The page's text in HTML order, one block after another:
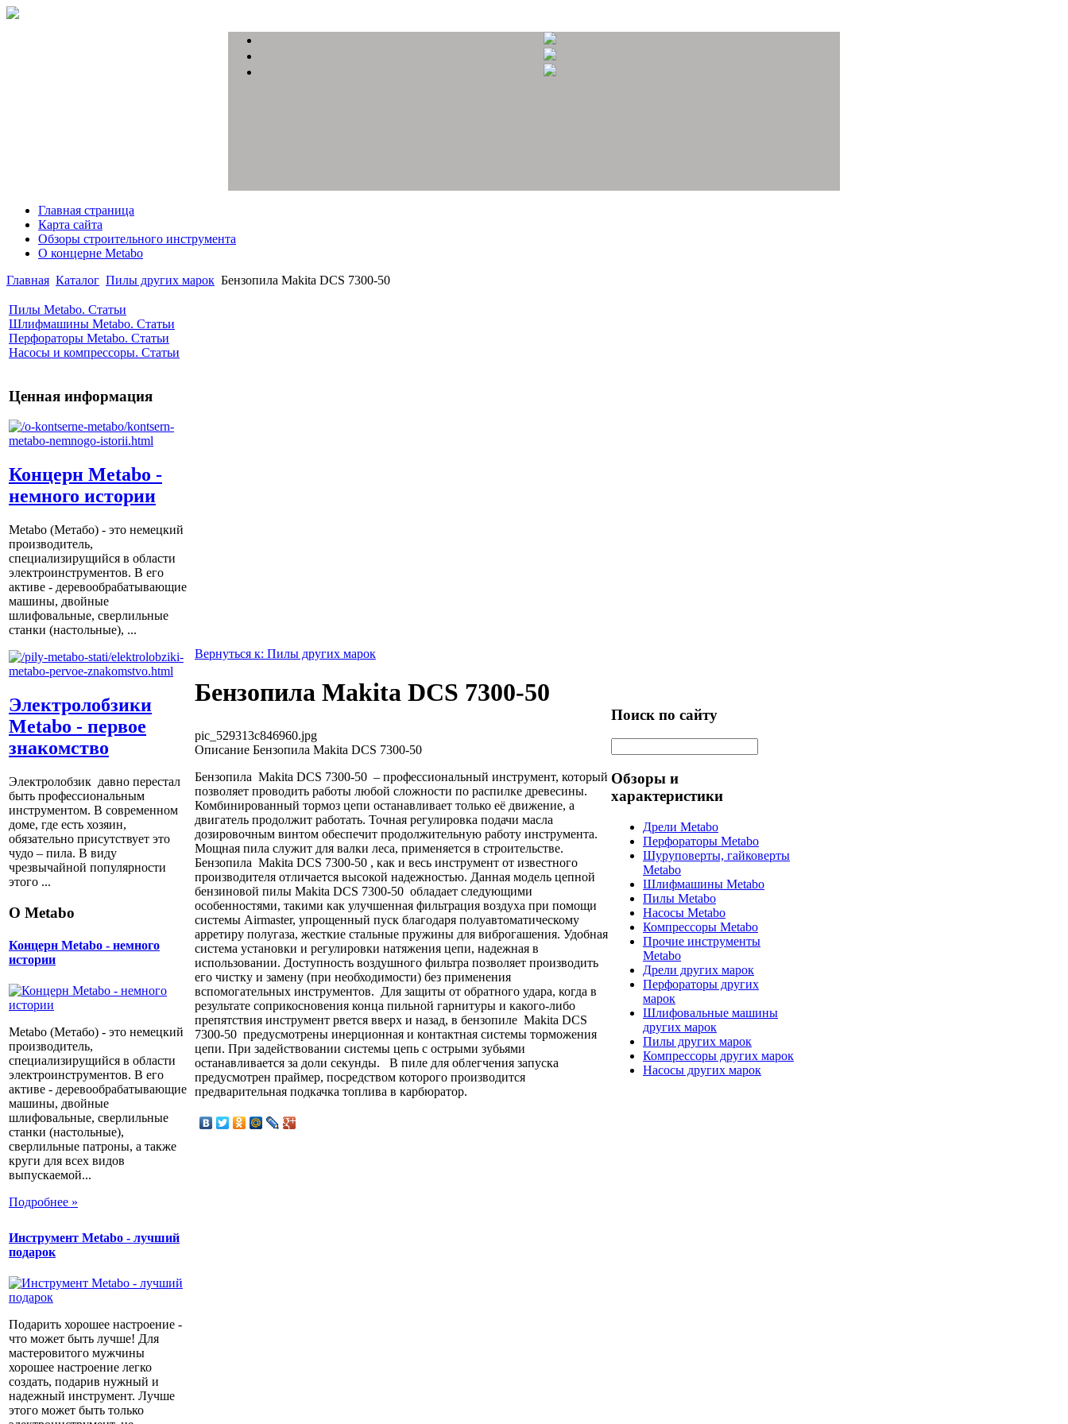
Главная страница
Карта сайта
Обзоры строительного инструмента
О концерне Metabo
Главная Каталог Пилы других марок Бензопила Makita DCS 7300-50
Пилы Metabo. Статьи
Шлифмашины Metabo. Статьи
Перфораторы Metabo. Статьи
Насосы и компрессоры. Статьи
Ценная информация
Концерн Metabo -
немного истории
Metabo (Метабо) - это немецкий
производитель,
специализирущийся в области
электроинструментов. В его
активе - деревообрабатывающие
машины, двойные
шлифовальные, сверлильные
станки (настольные), ...
Электролобзики
Metabo - первое
знакомство
Электролобзик давно перестал
быть профессиональным
инструментом. В современном
доме, где есть хозяин,
обязательно присутствует это
чудо – пила. В виду
чрезвычайной популярности
этого ...
О Metabo
Концерн Metabo - немного
истории
Metabo (Метабо) - это немецкий
производитель,
специализирущийся в области
электроинструментов. В его
активе - деревообрабатывающие
машины, двойные
шлифовальные, сверлильные
станки (настольные),
сверлильные патроны, а также
круги для всех видов
выпускаемой...
Подробнее »
Инструмент Metabo - лучший
подарок
Подарить хорошее настроение -
что может быть лучше! Для
мастеровитого мужчины
хорошее настроение легко
создать, подарив нужный и
надежный инструмент. Лучше
этого может быть только
Вернуться к: Пилы других марок
Бензопила Makita DCS 7300-50
pic_529313c846960.jpg
Описание Бензопила Makita DCS 7300-50
Бензопила Makita DCS 7300-50 – профессиональный инструмент, который
позволяет проводить работы любой сложности по распилке древесины.
Комбинированный тормоз цепи останавливает только её движение, а
двигатель продолжит работать. Точная регулировка подачи масла
дозировочным винтом обеспечит продолжительную работу инструмента.
Мощная пила служит для валки леса, применяется в строительстве.
Бензопила Makita DCS 7300-50 , как и весь инструмент от известного
производителя отличается высокой надежностью. Данная модель цепной
бензиновой пилы Makita DCS 7300-50 обладает следующими
особенностями, такими как улучшенная фильтрация воздуха при помощи
системы Airmaster, упрощенный пуск благодаря полуавтоматическому
арретиру полугаза, жесткие стальные пружины для виброгашения. Удобная
система установки и регулировки натяжения цепи, надежная в
использовании. Доступность воздушного фильтра позволяет производить
его чистку и замену (при необходимости) без применения
вспомогательных инструментов. Для защиты от обратного удара, когда в
результате соприкосновения конца пильной гарнитуры и какого-либо
препятствия инструмент рвется вверх и назад, в бензопиле Makita DCS
7300-50 предусмотрены инерционная и контактная системы торможения
цепи. При задействовании системы цепь с острыми зубьями
останавливается за доли секунды. В пиле для облегчения запуска
предусмотрен праймер, посредством которого производится
предварительная подкачка топлива в карбюратор.
Поиск по сайту
Обзоры и
характеристики
Дрели Metabo
Перфораторы Metabo
Шуруповерты, гайковерты
Metabo
Шлифмашины Metabo
Пилы Metabo
Насосы Metabo
Компрессоры Metabo
Прочие инструменты
Metabo
Дрели других марок
Перфораторы других
марок
Шлифовальные машины
других марок
Пилы других марок
Компрессоры других марок
Насосы других марок